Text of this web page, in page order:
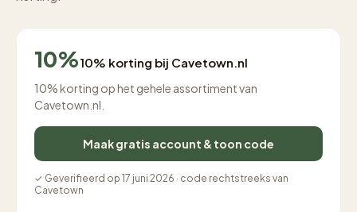
10%10% korting bij Cavetown.nl
10% korting op het gehele assortiment van
Cavetown.nl.
Maak gratis account & toon code
✓ Geverifieerd op 17 juni 2026 · code rechtstreeks van
Cavetown